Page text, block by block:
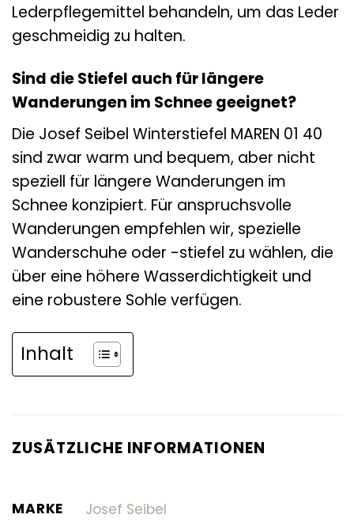
Lederpflegemittel behandeln, um das Leder
geschmeidig zu halten.
Sind die Stiefel auch für längere
Wanderungen im Schnee geeignet?
Die Josef Seibel Winterstiefel MAREN 01 40
sind zwar warm und bequem, aber nicht
speziell für längere Wanderungen im
Schnee konzipiert. Für anspruchsvolle
Wanderungen empfehlen wir, spezielle
Wanderschuhe oder -stiefel zu wählen, die
über eine höhere Wasserdichtigkeit und
eine robustere Sohle verfügen.
Inhalt
ZUSÄTZLICHE INFORMATIONEN
MARKE Josef Seibel